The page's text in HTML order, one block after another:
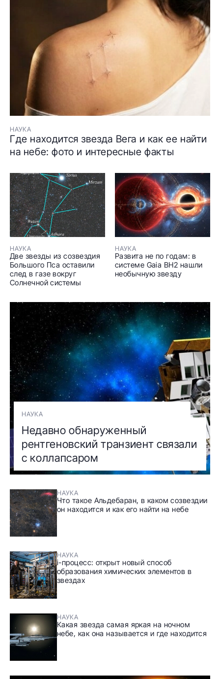
НАУКА
Где находится звезда Вега и как ее найти
на небе: фото и интересные факты
НАУКА
Две звезды из созвездия
Большого Пса оставили
след в газе вокруг
Солнечной системы
НАУКА
Развита не по годам: в
системе Gaia BH2 нашли
необычную звезду
НАУКА
Недавно обнаруженный
рентгеновский транзиент связали
с коллапсаром
НАУКА
Что такое Альдебаран, в каком созвездии
он находится и как его найти на небе
НАУКА
i-процесс: открыт новый способ
образования химических элементов в
звездах
НАУКА
Какая звезда самая яркая на ночном
небе, как она называется и где находится